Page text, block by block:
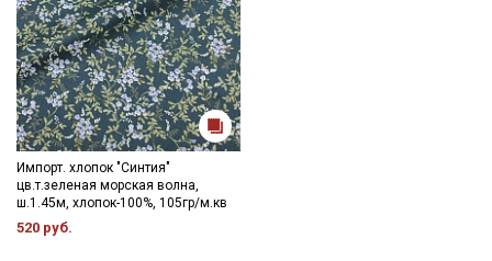
Импорт. хлопок "Синтия"
цв.т.зеленая морская волна,
ш.1.45м, хлопок-100%, 105гр/м.кв
520 руб.